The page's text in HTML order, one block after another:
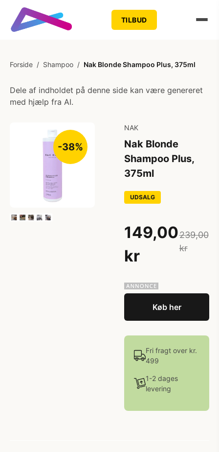
TILBUD
Forside / Shampoo / Nak Blonde Shampoo Plus, 375ml
Dele af indholdet på denne side kan være genereret
med hjælp fra AI.
-38%
NAK
Nak Blonde
Shampoo Plus,
375ml
UDSALG
149,00
kr
239,00
kr
Køb her
Fri fragt over kr.
499
1-2 dages
levering